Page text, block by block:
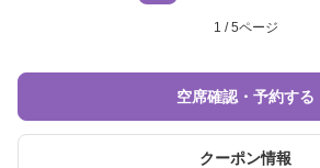
1 / 5ページ
空席確認・予約する
クーポン情報